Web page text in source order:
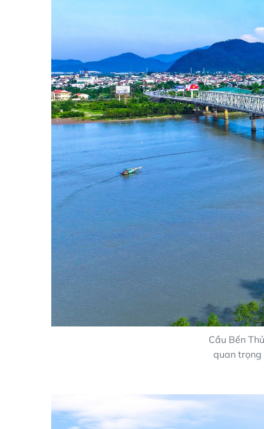
Cầu Bến
quan trọng